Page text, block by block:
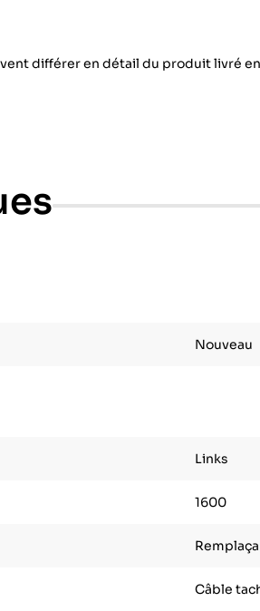
différer en détail du produit livré
Nouveau
Links
1600
Câble